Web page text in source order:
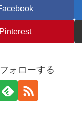
Pinterest
ォローする